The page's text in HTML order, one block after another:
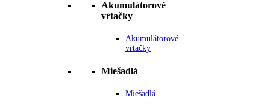
Akumulátorové
vŕtačky
Akumulátorové
vŕtačky
Miešadlá
Miešadlá